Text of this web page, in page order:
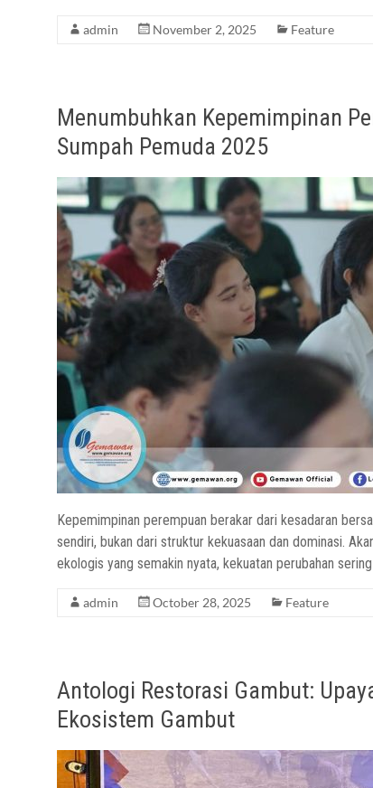
admin November 2, 2025 Feature
Menumbuhkan Kepemimpinan
Sumpah Pemuda 2025
Kepemimpinan perempuan berakar dari kesadaran
sendiri, bukan dari struktur kekuasaan dan dominasi.
ekologis yang semakin nyata, kekuatan perubahan
admin October 28, 2025 Feature
Antologi Restorasi Gambut:
Ekosistem Gambut